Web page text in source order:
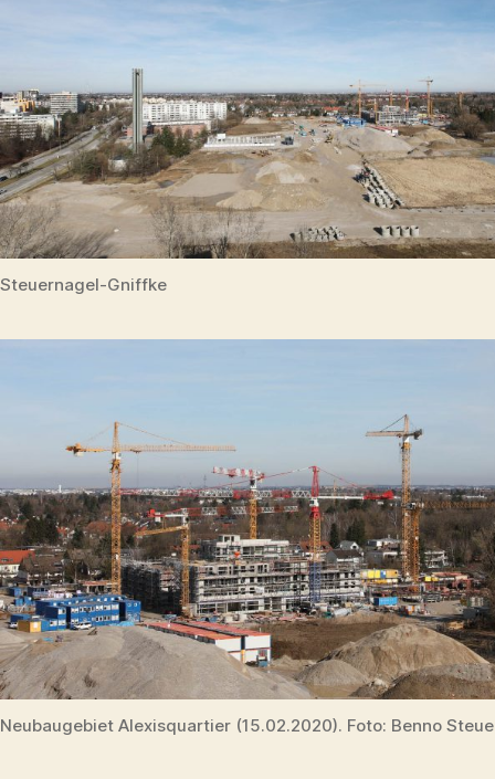
Steuernagel-Gniffke
Neubaugebiet Alexisquartier (15.02.2020). Foto: Benno